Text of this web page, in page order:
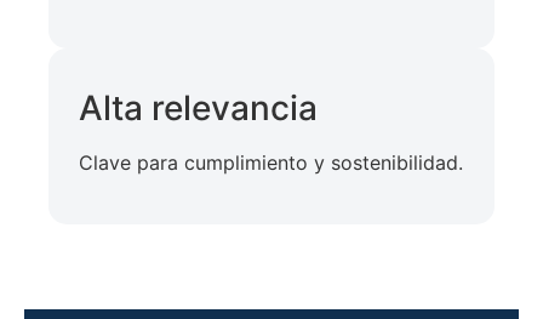
Alta relevancia
Clave para cumplimiento y sostenibilidad.